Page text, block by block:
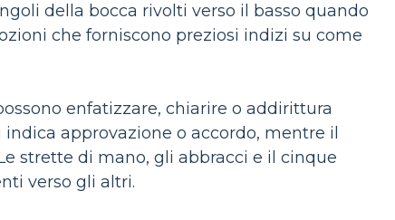
della bocca rivolti verso il basso quando
che forniscono preziosi indizi su come
enfatizzare, chiarire o addirittura
approvazione o accordo, mentre il
strette di mano, gli abbracci e il cinque
verso gli altri.